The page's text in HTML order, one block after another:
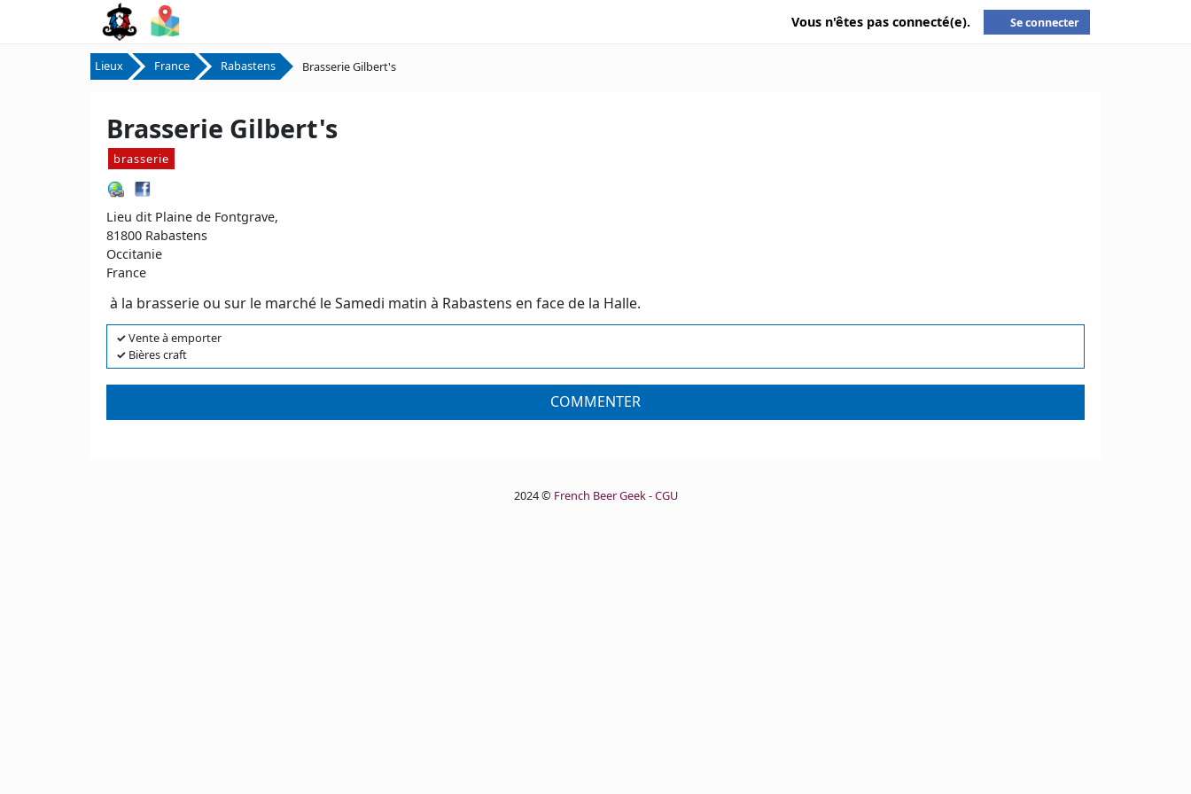
Vous n'êtes pas connecté(e). Se connecter
Lieux France Rabastens Brasserie Gilbert's
Brasserie Gilbert's
brasserie
Lieu dit Plaine de Fontgrave,
81800 Rabastens
Occitanie
France
à la brasserie ou sur le marché le Samedi matin à Rabastens en face de la Halle.
✓Vente à emporter
✓ Bières craft
COMMENTER
2024 © French Beer Geek-CGU